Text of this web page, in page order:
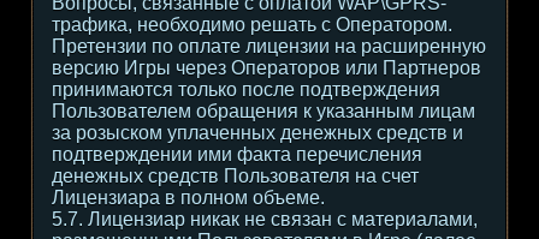
трафика, необходимо решать с Оператором.
Претензии по оплате лицензии на расширенную
версию Игры через Операторов или Партнеров
принимаются только после подтверждения
Пользователем обращения к указанным лицам
за розыском уплаченных денежных средств и
подтверждении ими факта перечисления
денежных средств Пользователя на счет
Лицензиара в полном объеме.
5.7. Лицензиар никак не связан с материалами,